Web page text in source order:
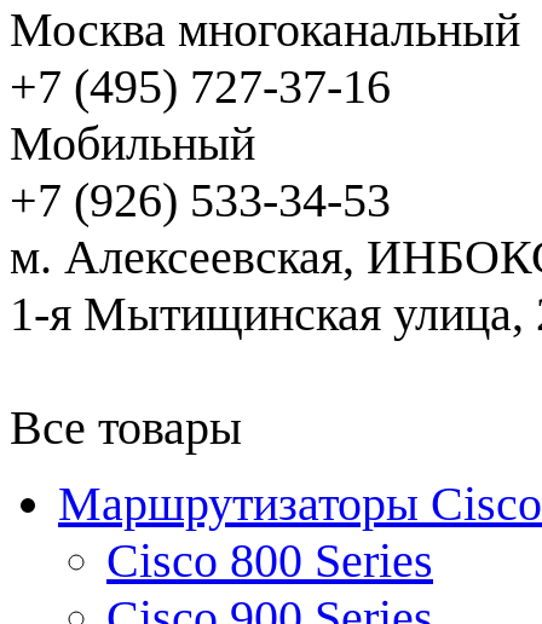
Москва многоканальный
+7 (495) 727-37-16
Мобильный
+7 (926) 533-34-53
м. Алексеевская,
1-я Мытищинская улица,
Все товары
Маршрутизаторы Cisco
Cisco 800 Series